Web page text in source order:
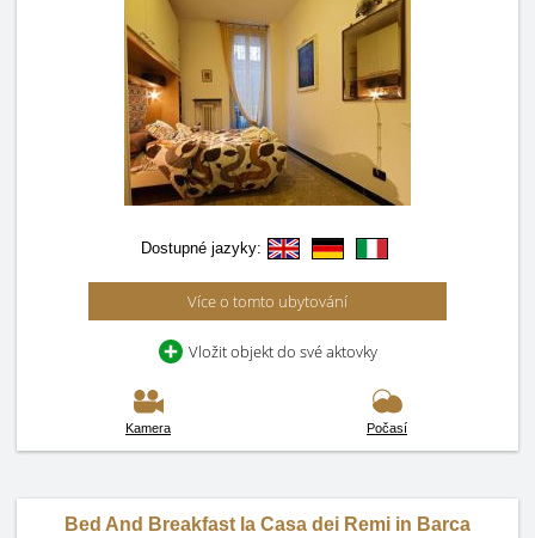
Dostupné jazyky:
Více o tomto ubytování
Vložit objekt do své aktovky
Kamera Počasí
Bed And Breakfast la Casa dei Remi in Barca